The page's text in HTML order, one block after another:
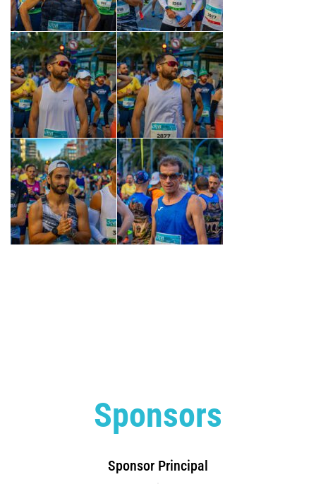
Sponsors
Sponsor Principal